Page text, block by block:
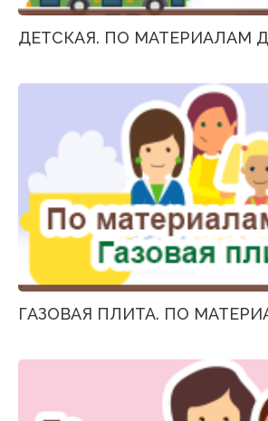
ДЕТСКАЯ. ПО МАТЕРИАЛАМ
ГАЗОВАЯ ПЛИТА. ПО